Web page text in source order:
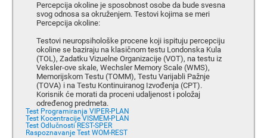
Percepcija okoline je sposobnost osobe da bude svesna
svog odnosa sa okruženjem. Testovi kojima se meri
Percepcija okoline:
Testovi neuropsihološke procene koji ispituju percepciju
okoline se baziraju na klasičnom testu Londonska Kula
(TOL), Zadatku Vizuelne Organizacije (VOT), na testu iz
Veksler-ove skale, Wechsler Memory Scale (WMS),
Memorijskom Testu (TOMM), Testu Varijabli Pažnje
(TOVA) i na Testu Kontinuiranog Izvođenja (CPT).
Korisnik će morati da proceni udaljenost i položaj
određenog predmeta.
Test Programiranja VIPER-PLAN
Test Kocentracije VISMEM-PLAN
Test Odlučnosti REST-SPER
Raspoznavanje Test WOM-REST